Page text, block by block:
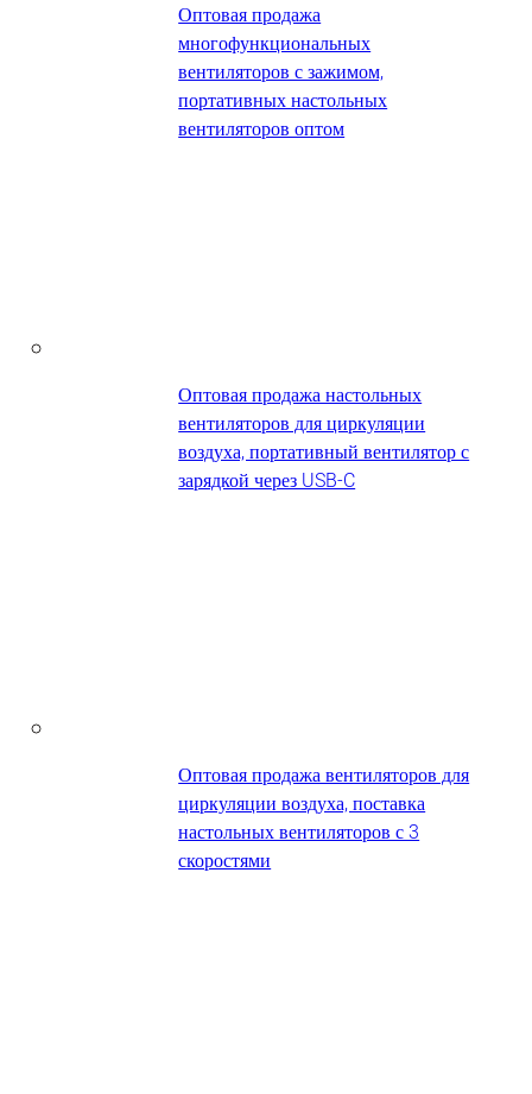
Оптовая продажа
многофункциональных
вентиляторов с зажимом,
портативных настольных
вентиляторов оптом
Оптовая продажа настольных
вентиляторов для циркуляции
воздуха, портативный вентилятор с
зарядкой через USB-C
Оптовая продажа вентиляторов для
циркуляции воздуха, поставка
настольных вентиляторов с 3
скоростями